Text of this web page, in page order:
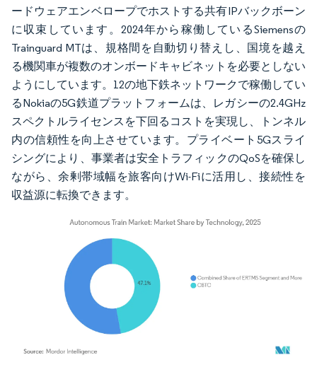
ードウェアエンベロープでホストする共有IPバックボーン
に収束しています。2024年から稼働しているSiemensの
Trainguard MTは、規格間を自動切り替えし、国境を越え
る機関車が複数のオンボードキャビネットを必要としない
ようにしています。12の地下鉄ネットワークで稼働してい
るNokiaの5G鉄道プラットフォームは、レガシーの2.4GHz
スペクトルライセンスを下回るコストを実現し、トンネル
内の信頼性を向上させています。プライベート5Gスライ
シングにより、事業者は安全トラフィックのQoSを確保し
ながら、余剰帯域幅を旅客向けWi-Fiに活用し、接続性を
収益源に転換できます。